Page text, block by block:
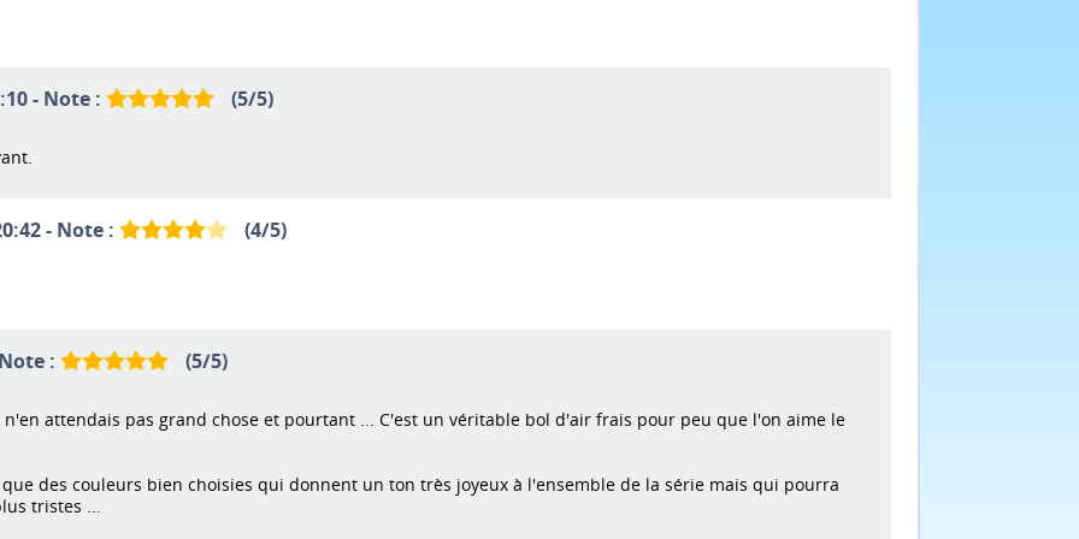
- Note : (5/5)
- Note : (4/5)
: (5/5)
attendais pas grand chose et pourtant ... C'est un véritable bol d'air frais pour peu que l'on aime le
des couleurs bien choisies qui donnent un ton très joyeux à l'ensemble de la série mais qui pourra
tristes ...